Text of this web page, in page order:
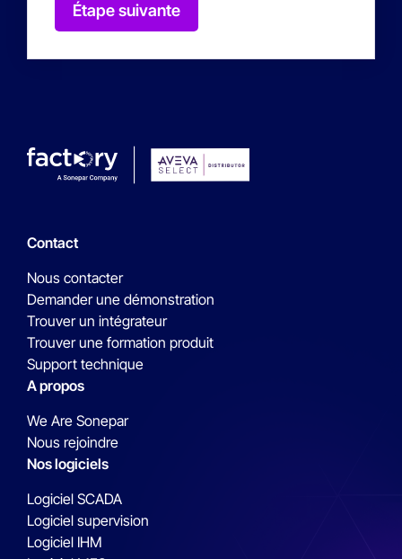
Étape suivante
Contact
Nous contacter
Demander une démonstration
Trouver un intégrateur
Trouver une formation produit
Support technique
A propos
We Are Sonepar
Nous rejoindre
Nos logiciels
Logiciel SCADA
Logiciel supervision
Logiciel IHM